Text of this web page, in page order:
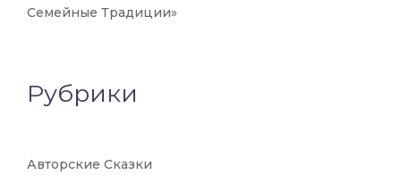
Семейные Традиции»
Рубрики
Авторские Сказки